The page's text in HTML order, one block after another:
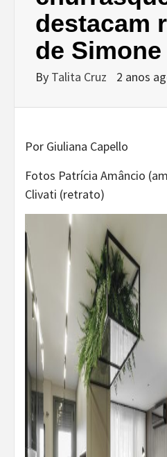
destacam
de
By Talita Cruz 2 anos
Por Giuliana Capello
Fotos Patrícia Amâncio
Clivati (retrato)